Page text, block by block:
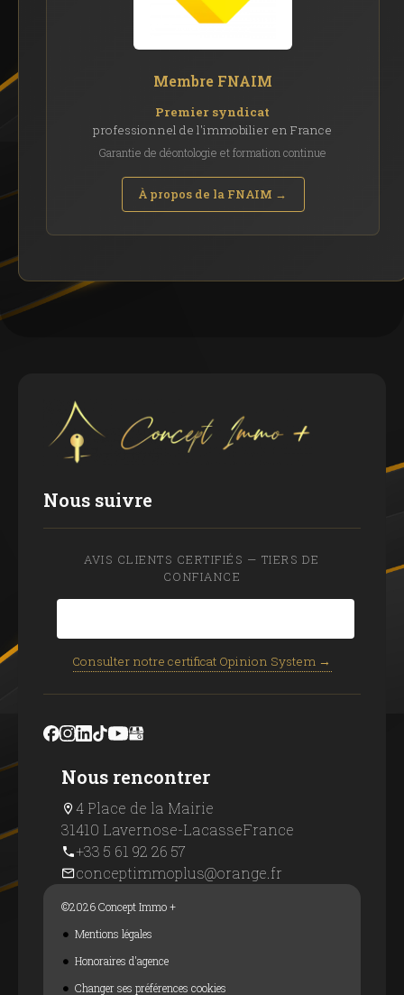
Membre FNAIM
Premier syndicat
professionnel de l'immobilier en France
Garantie de déontologie et formation continue
À propos de la FNAIM →
Nous suivre
AVIS CLIENTS CERTIFIÉS — TIERS DE
CONFIANCE
Consulter notre certificat Opinion System →
Nous rencontrer
4 Place de la Mairie
31410 Lavernose-LacasseFrance
+33 5 61 92 26 57
conceptimmoplus@orange.fr
©2026 Concept Immo +
Mentions légales
Honoraires d'agence
Changer ses préférences cookies